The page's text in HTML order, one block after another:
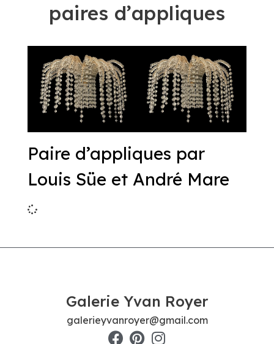
paires d’appliques
Paire d’appliques par
Louis Süe et André Mare
Galerie Yvan Royer
galerieyvanroyer@gmail.com